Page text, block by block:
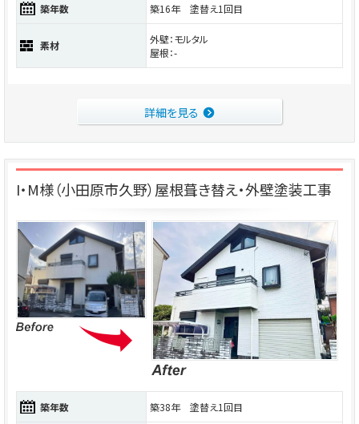
築年数 築16年 塗替え1回目
素材
外壁：モルタル
屋根：-
詳細を見る
I・M様（小田原市久野）屋根葺き替え・外壁塗装工事
築年数 築38年 塗替え1回目